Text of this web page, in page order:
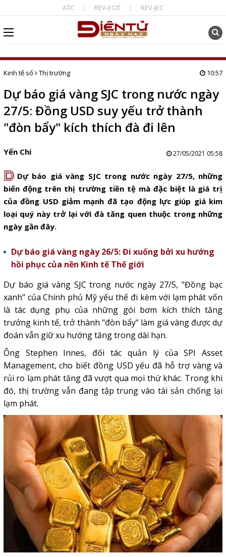
ATC REV-ECIT REV-JEC
Kinh tế số Thị trường 10:57
Dự báo giá vàng SJC trong nước ngày
27/5: Đồng USD suy yếu trở thành
"đòn bẩy" kích thích đà đi lên
Yến Chi 27/05/2021 05:58
D Dự báo giá vàng SJC trong nước ngày 27/5, những
biến động trên thị trường tiền tệ mà đặc biệt là giá trị
của đồng USD giảm mạnh đã tạo động lực giúp giá kim
loại quý này trở lại với đà tăng quen thuộc trong những
ngày gần đây.
Dự báo giá vàng ngày 26/5: Đi xuống bởi xu hướng
hồi phục của nền Kinh tế Thế giới
Dự báo giá vàng SJC trong nước ngày 27/5, "Đồng bạc
xanh" của Chính phủ Mỹ yếu thế đi kèm với lạm phát vốn
là tác dụng phụ của những gói bơm kích thích tăng
trưởng kinh tế, trở thành "đòn bẩy" làm giá vàng được dự
đoán vẫn giữ xu hướng tăng trong dài hạn.
Ông Stephen Innes, đối tác quản lý của SPI Asset
Management, cho biết đồng USD yếu đã hỗ trợ vàng và
rủi ro lạm phát tăng đã vượt qua mọi thứ khác. Trong khi
đó, thị trường vẫn đang tập trung vào tài sản chống lại
lạm phát.